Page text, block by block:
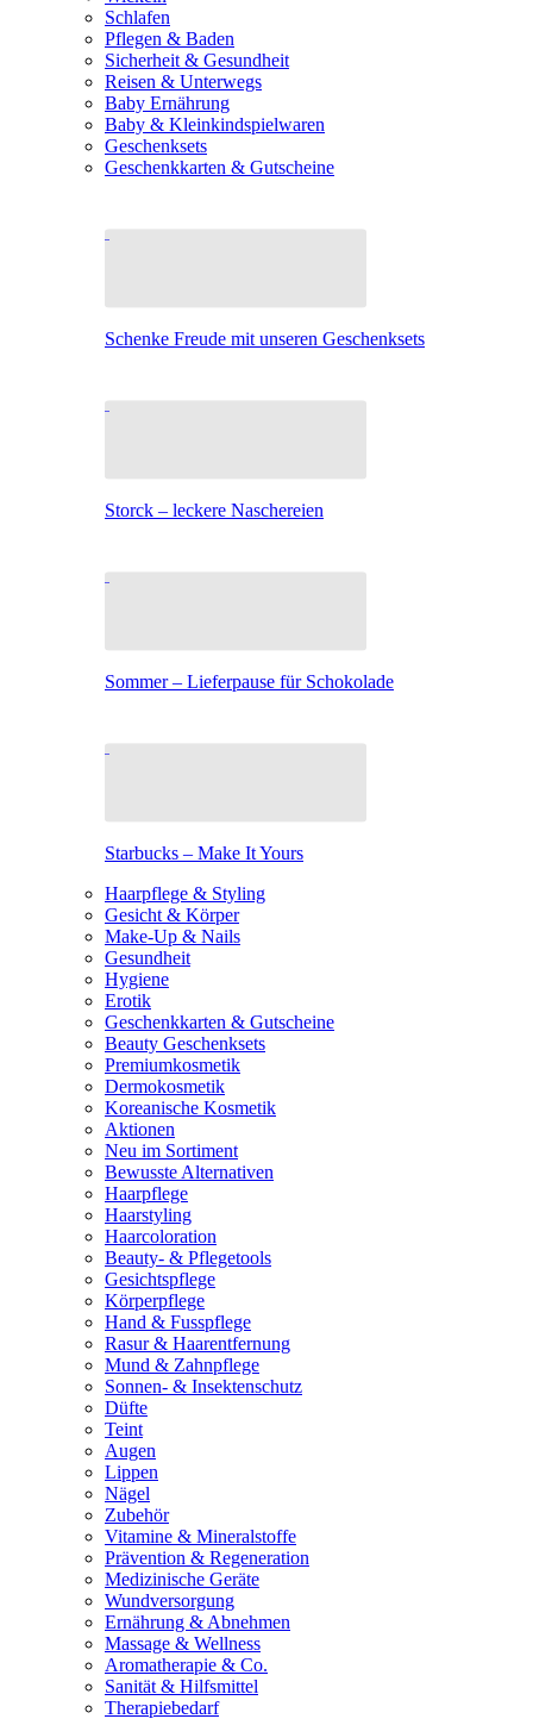
Schlafen
Pflegen & Baden
Sicherheit & Gesundheit
Reisen & Unterwegs
Baby Ernährung
Baby & Kleinkindspielwaren
Geschenksets
Geschenkkarten & Gutscheine
Schenke Freude mit unseren Geschenksets
Storck – leckere Naschereien
Sommer – Lieferpause für Schokolade
Starbucks – Make It Yours
Haarpflege & Styling
Gesicht & Körper
Make-Up & Nails
Gesundheit
Hygiene
Erotik
Geschenkkarten & Gutscheine
Beauty Geschenksets
Premiumkosmetik
Dermokosmetik
Koreanische Kosmetik
Aktionen
Neu im Sortiment
Bewusste Alternativen
Haarpflege
Haarstyling
Haarcoloration
Beauty- & Pflegetools
Gesichtspflege
Körperpflege
Hand & Fusspflege
Rasur & Haarentfernung
Mund & Zahnpflege
Sonnen- & Insektenschutz
Düfte
Teint
Augen
Lippen
Nägel
Zubehör
Vitamine & Mineralstoffe
Prävention & Regeneration
Medizinische Geräte
Wundversorgung
Ernährung & Abnehmen
Massage & Wellness
Aromatherapie & Co.
Sanität & Hilfsmittel
Therapiebedarf